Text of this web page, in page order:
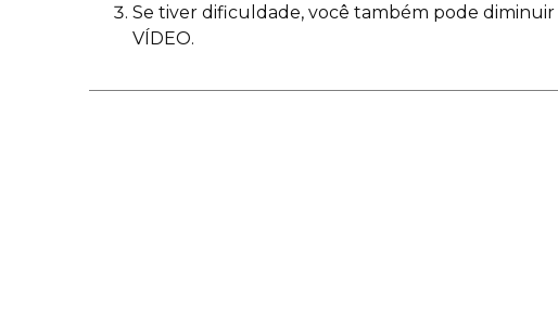
Se tiver dificuldade, você também pode diminuir
VÍDEO.